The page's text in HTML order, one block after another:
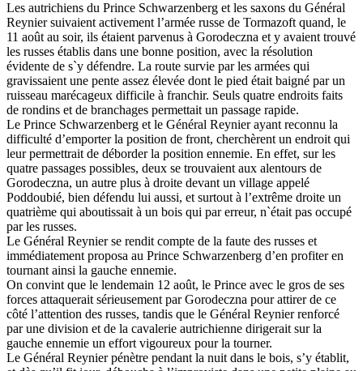
Les autrichiens du Prince Schwarzenberg et les saxons du Général
Reynier suivaient activement l’armée russe de Tormazoft quand, le
11 août au soir, ils étaient parvenus à Gorodeczna et y avaient trouvé
les russes établis dans une bonne position, avec la résolution
évidente de s`y défendre. La route survie par les armées qui
gravissaient une pente assez élevée dont le pied était baigné par un
ruisseau marécageux difficile à franchir. Seuls quatre endroits faits
de rondins et de branchages permettait un passage rapide.
Le Prince Schwarzenberg et le Général Reynier ayant reconnu la
difficulté d’emporter la position de front, cherchèrent un endroit qui
leur permettrait de déborder la position ennemie. En effet, sur les
quatre passages possibles, deux se trouvaient aux alentours de
Gorodeczna, un autre plus à droite devant un village appelé
Poddoubié, bien défendu lui aussi, et surtout à l’extrême droite un
quatrième qui aboutissait à un bois qui par erreur, n`était pas occupé
par les russes.
Le Général Reynier se rendit compte de la faute des russes et
immédiatement proposa au Prince Schwarzenberg d’en profiter en
tournant ainsi la gauche ennemie.
On convint que le lendemain 12 août, le Prince avec le gros de ses
forces attaquerait sérieusement par Gorodeczna pour attirer de ce
côté l’attention des russes, tandis que le Général Reynier renforcé
par une division et de la cavalerie autrichienne dirigerait sur la
gauche ennemie un effort vigoureux pour la tourner.
Le Général Reynier pénètre pendant la nuit dans le bois, s’y établit,